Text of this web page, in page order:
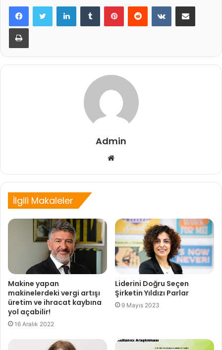
LinkedInTumblr PinterestReddit VKontakteE-Posta ile paylaş
Yazdır
Admin
Web
İlgili Makaleler
Makine yapan
makinelerdeki vergi artışı
üretim ve ihracat kaybına
yol açabilir!
16 Aralık 2022
Liderini Doğru Seçen
Şirketin Yıldızı Parlar
9 Mayıs 2023